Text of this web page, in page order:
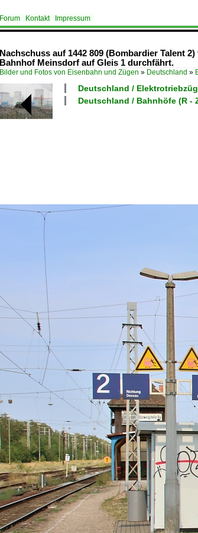
Forum Kontakt Impressum
Nachschuss auf 1442 809 (Bombardier Talent
Bahnhof Meinsdorf auf Gleis 1 durchfährt.
Bilder und Fotos von Eisenbahn und Zügen » Deutschland »
Deutschland /
Deutschland / Bahnhöfe (R -